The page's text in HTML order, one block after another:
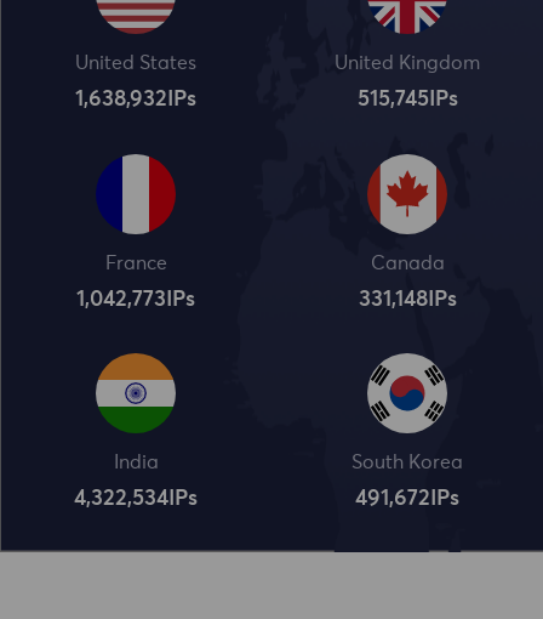
United States
1,638,932 IPs
United Kingdom
515,745IPs
France
1,042,773 IPs
Canada
331,148IPs
India
4,322,534 IPs
South Korea
491,672 IPs